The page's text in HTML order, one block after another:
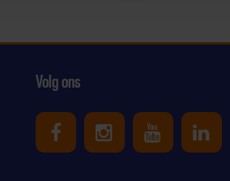
Volg ons
Uniek Sporten op
Uniek Sporten
Uniek